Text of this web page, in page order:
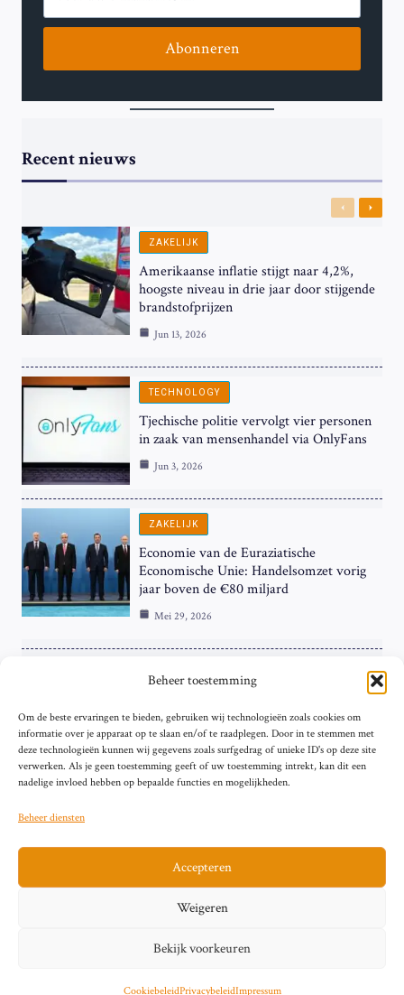
Beheer toestemming
Om de beste ervaringen te bieden, gebruiken wij technologieën zoals cookies om
informatie over je apparaat op te slaan en/of te raadplegen. Door in te stemmen met
deze technologieën kunnen wij gegevens zoals surfgedrag of unieke ID's op deze site
verwerken. Als je geen toestemming geeft of uw toestemming intrekt, kan dit een
nadelige invloed hebben op bepaalde functies en mogelijkheden.
Beheer diensten
Accepteren
Weigeren
Bekijk voorkeuren
CookiebeleidPrivacybeleidImpressum
Abonneren
Recent nieuws
Previous
Next
ZAKELIJK
Amerikaanse inflatie stijgt naar 4,2%,
hoogste niveau in drie jaar door stijgende
brandstofprijzen
Jun 13, 2026
TECHNOLOGY
Tjechische politie vervolgt vier personen
in zaak van mensenhandel via OnlyFans
Jun 3, 2026
ZAKELIJK
Economie van de Euraziatische
Economische Unie: Handelsomzet vorig
jaar boven de €80 miljard
Mei 29, 2026
ZAKELIJK
Hardnekkige Inflatie bij de ‘Grote Vier’
van de Eurozone
Mei 29, 2026
Sitemap Contact Privacybeleid (EU)
Impressum
Cookiebeleid (EU)